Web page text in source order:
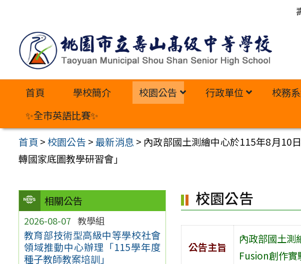
內
首頁 學校簡介 校園公告 行政單位 校務
✨全市英語比賽✨
首頁 >校園公告 >最新消息 > 內政部國土測繪中心於115年8月10
轉國家底圖教學研習會」
相關公告
2026-08-07 教學組
教育部技術型高級中等學校社會
領域推動中心辦理「115學年度
種子教師教案培訓」
校園公告
公告主旨
內政部國土
Fusion創作實